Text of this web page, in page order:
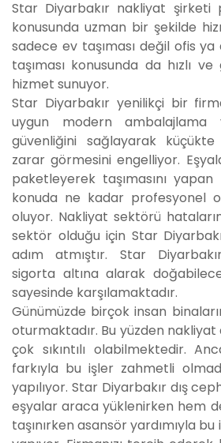
Star Diyarbakır nakliyat şirketi
konusunda uzman bir şekilde
sadece ev taşıması değil ofis ya
taşıması konusunda da hızlı
hizmet sunuyor.
Star Diyarbakır yenilikçi bir
uygun modern ambalajlama
güvenliğini sağlayarak
zarar görmesini engelliyor.
paketleyerek taşımasını
konuda ne kadar profesyonel
oluyor. Nakliyat sektörü
sektör olduğu için Star
adım atmıştır. Star
sigorta altına alarak
sayesinde karşılamaktadır​.
Günümüzde birçok insan
oturmaktadır. Bu yüzden nakliyat
çok sıkıntılı olabilmektedir.
farkıyla bu işler zahmetli
yapılıyor. Star Diyarbakır dış
eşyalar araca yüklenirken hem
taşınırken asansör yardımıyla